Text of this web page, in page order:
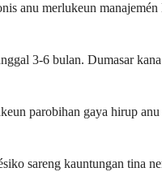
anu merlukeun
3-6 bulan. Dumasar
parobihan gaya hirup
sareng kauntungan tina